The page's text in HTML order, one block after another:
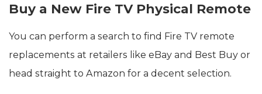
Buy a New Fire TV Physical Remote
You can perform a search to find Fire TV remote
replacements at retailers like eBay and Best Buy or
head straight to Amazon for a decent selection.